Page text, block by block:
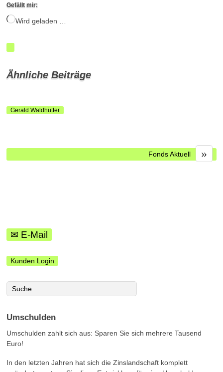
Gefällt mir:
Wird geladen …
Ähnliche Beiträge
Gerald Waldhütter
»
Fonds Aktuell
✉ E-Mail
Kunden Login
Umschulden
Umschulden zahlt sich aus: Sparen Sie sich mehrere Tausend
Euro!
In den letzten Jahren hat sich die Zinslandschaft komplett